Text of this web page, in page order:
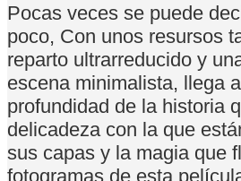
Pocas veces se puede
poco, Con unos resursos
reparto ultrarreducido y
escena minimalista, llega
profundidad de la historia
delicadeza con la que
sus capas y la magia que
fotogramas de esta